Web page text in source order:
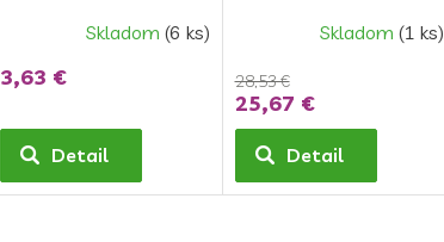
Skladom (6 ks)
3,63 €
Detail
Vianočná Jazda
Skladom(1 ks)
28,53 €
25,67 €
Detail